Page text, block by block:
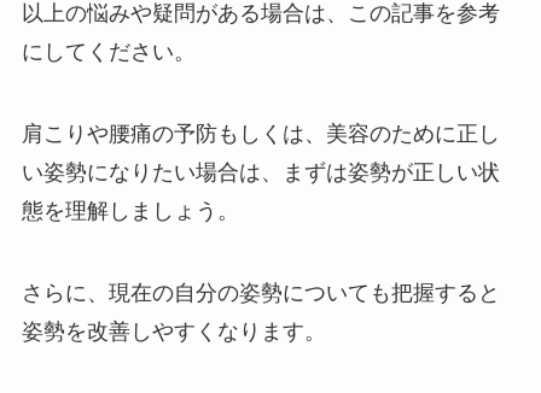
以上の悩みや疑問がある場合は、この記事を参考
にしてください。
肩こりや腰痛の予防もしくは、美容のために正し
い姿勢になりたい場合は、まずは姿勢が正しい状
態を理解しましょう。
さらに、現在の自分の姿勢についても把握すると
姿勢を改善しやすくなります。